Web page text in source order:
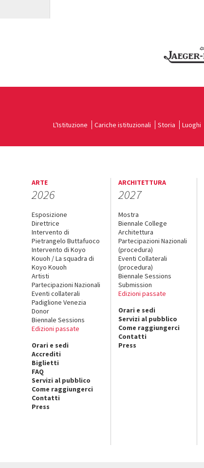
L'Istituzione Cariche istituzionali Storia Luoghi
ARTE
2026
Esposizione
Direttrice
Intervento di
Pietrangelo Buttafuoco
Intervento di Koyo
Kouoh / La squadra di
Koyo Kouoh
Artisti
Partecipazioni Nazionali
Eventi collaterali
Padiglione Venezia
Donor
Biennale Sessions
Edizioni passate
Orari e sedi
Accrediti
Biglietti
FAQ
Servizi al pubblico
Come raggiungerci
Contatti
Press
ARCHITETTURA
2027
Mostra
Biennale College
Architettura
Partecipazioni Nazionali
(procedura)
Eventi Collaterali
(procedura)
Biennale Sessions
Submission
Edizioni passate
Orari e sedi
Servizi al pubblico
Come raggiungerci
Contatti
Press